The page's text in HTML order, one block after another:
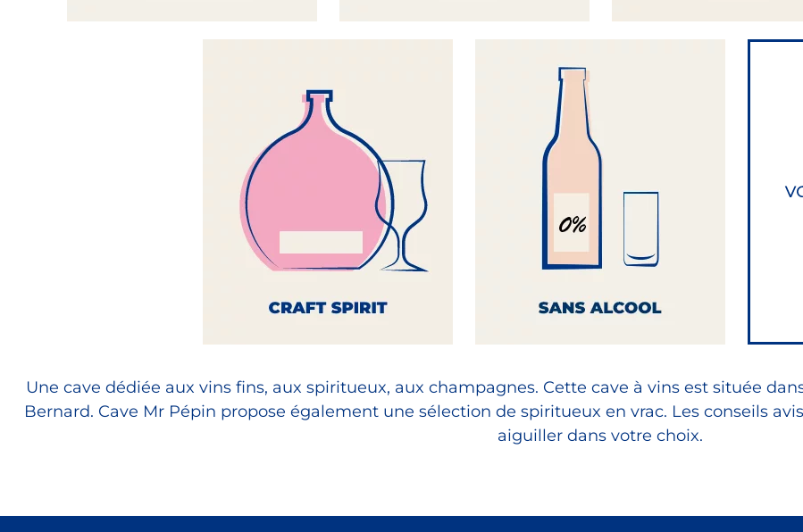
Une cave dédiée aux vins fins, aux spiritueux, aux champagnes. Cette cave à vins est située
Bernard. Cave Mr Pépin propose également une sélection de spiritueux en vrac. Les conseils
aiguiller dans votre choix.